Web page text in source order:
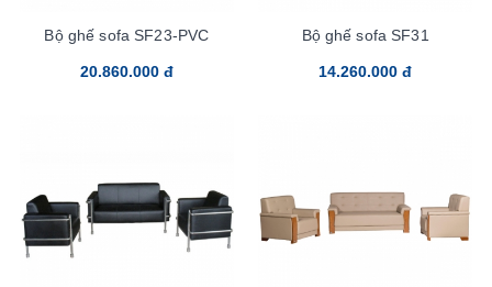
Bộ ghế sofa SF23-PVC
20.860.000 đ
Bộ ghế sofa SF31
14.260.000 đ